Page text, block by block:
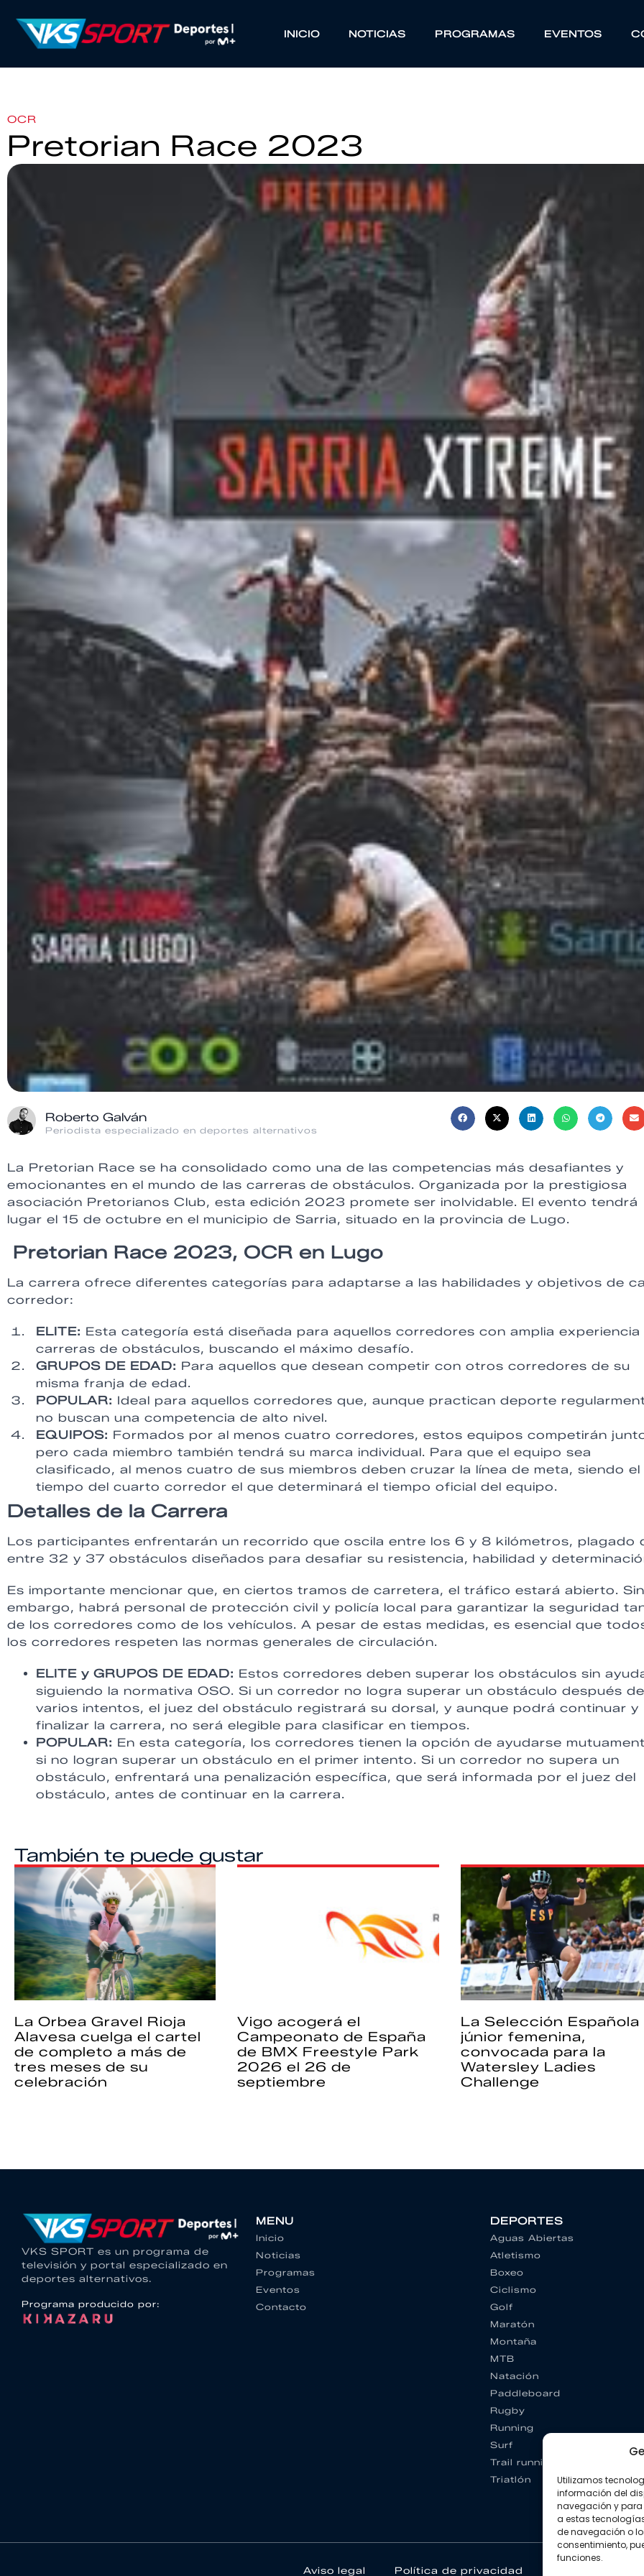
Utilizamos
información del
navegación y para
a estas
de navegación o
consentimiento,
funciones.
INICIO NOTICIAS PROGRAMAS EVENTOS
OCR
Pretorian Race 2023
Roberto Galván
Periodista especializado en deportes alternativos
La Pretorian Race se ha consolidado como una de las competencias más desafiantes y
emocionantes en el mundo de las carreras de obstáculos. Organizada por la prestigiosa
asociación Pretorianos Club, esta edición 2023 promete ser inolvidable. El evento tendrá
lugar el 15 de octubre en el municipio de Sarria, situado en la provincia de Lugo.
Pretorian Race 2023, OCR en Lugo
La carrera ofrece diferentes categorías para adaptarse a las habilidades y objetivos de
corredor:
ELITE: Esta categoría está diseñada para aquellos corredores con amplia experiencia
carreras de obstáculos, buscando el máximo desafío.
GRUPOS DE EDAD: Para aquellos que desean competir con otros corredores de su
misma franja de edad.
POPULAR: Ideal para aquellos corredores que, aunque practican deporte
no buscan una competencia de alto nivel.
EQUIPOS: Formados por al menos cuatro corredores, estos equipos competirán
pero cada miembro también tendrá su marca individual. Para que el equipo sea
clasificado, al menos cuatro de sus miembros deben cruzar la línea de meta, siendo el
tiempo del cuarto corredor el que determinará el tiempo oficial del equipo.
Detalles de la Carrera
Los participantes enfrentarán un recorrido que oscila entre los 6 y 8 kilómetros, plagado
entre 32 y 37 obstáculos diseñados para desafiar su resistencia, habilidad y
Es importante mencionar que, en ciertos tramos de carretera, el tráfico estará abierto. Sin
embargo, habrá personal de protección civil y policía local para garantizar la seguridad
de los corredores como de los vehículos. A pesar de estas medidas, es esencial que
los corredores respeten las normas generales de circulación.
ELITE y GRUPOS DE EDAD: Estos corredores deben superar los obstáculos sin
siguiendo la normativa OSO. Si un corredor no logra superar un obstáculo después de
varios intentos, el juez del obstáculo registrará su dorsal, y aunque podrá continuar y
finalizar la carrera, no será elegible para clasificar en tiempos.
POPULAR: En esta categoría, los corredores tienen la opción de ayudarse
si no logran superar un obstáculo en el primer intento. Si un corredor no supera un
obstáculo, enfrentará una penalización específica, que será informada por el juez del
obstáculo, antes de continuar en la carrera.
También te puede gustar
La Orbea Gravel Rioja
Alavesa cuelga el cartel
de completo a más de
tres meses de su
celebración
Vigo acogerá el
Campeonato de España
de BMX Freestyle Park
2026 el 26 de
septiembre
La Selección Española
júnior femenina,
convocada para la
Watersley Ladies
Challenge
VKS SPORT es un programa de
televisión y portal especializado en
deportes alternativos.
Programa producido por:
MENU
Inicio
Noticias
Programas
Eventos
Contacto
DEPORTES
Aguas Abiertas
Atletismo
Boxeo
Ciclismo
Golf
Maratón
Montaña
MTB
Natación
Paddleboard
Rugby
Running
Surf
Trail running
Triatlón
Aviso legal Política de privacidad